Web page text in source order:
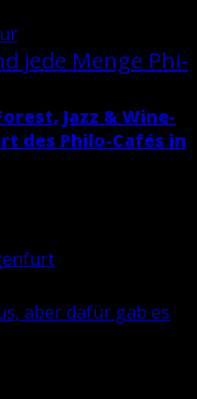
jede Menge Phi­
Jazz & Wi­ne-
des Phi­lo-Cafés in
aber dafür gab es